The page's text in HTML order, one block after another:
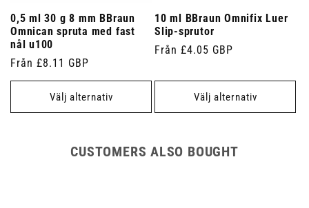
0,5 ml 30 g 8 mm BBraun
Omnican spruta med fast
nål u100
Ordinarie
pris
Från £8.11 GBP
Välj alternativ
10 ml BBraun Omnifix Luer
Slip-sprutor
Ordinarie
Från £4.05 GBP
Välj alternativ
CUSTOMERS ALSO BOUGHT